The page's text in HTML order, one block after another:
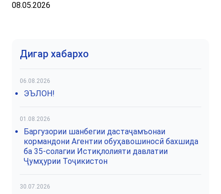
08.05.2026
Дигар хабархо
06.08.2026
ЭЪЛОН!
01.08.2026
Баргузории шанбегии дастаҷамъонаи
кормандони Агентии обуҳавошиносӣ бахшида
ба 35-солагии Истиқлолияти давлатии
Ҷумҳурии Тоҷикистон
30.07.2026